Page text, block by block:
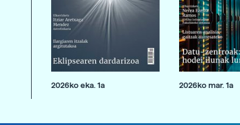
2026ko eka. 1a 2026ko mar. 1a